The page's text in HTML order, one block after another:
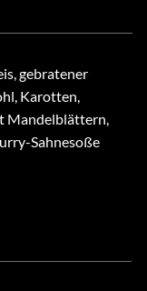
gebratener
Karotten,
Mandelblättern,
Sahnesoße